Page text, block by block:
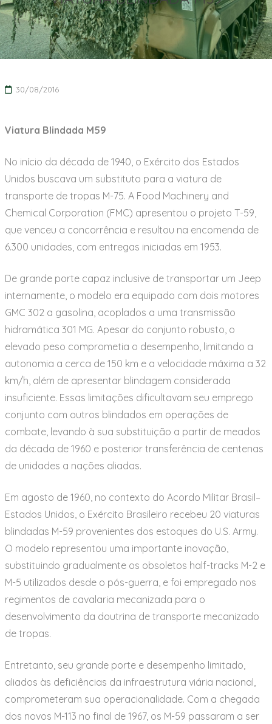
30/08/2016
Viatura Blindada M59
No início da década de 1940, o Exército dos Estados
Unidos buscava um substituto para a viatura de
transporte de tropas M-75. A Food Machinery and
Chemical Corporation (FMC) apresentou o projeto T-59,
que venceu a concorrência e resultou na encomenda de
6.300 unidades, com entregas iniciadas em 1953.
De grande porte capaz inclusive de transportar um Jeep
internamente, o modelo era equipado com dois motores
GMC 302 a gasolina, acoplados a uma transmissão
hidramática 301 MG. Apesar do conjunto robusto, o
elevado peso comprometia o desempenho, limitando a
autonomia a cerca de 150 km e a velocidade máxima a 32
km/h, além de apresentar blindagem considerada
insuficiente. Essas limitações dificultavam seu emprego
conjunto com outros blindados em operações de
combate, levando à sua substituição a partir de meados
da década de 1960 e posterior transferência de centenas
de unidades a nações aliadas.
Em agosto de 1960, no contexto do Acordo Militar Brasil–
Estados Unidos, o Exército Brasileiro recebeu 20 viaturas
blindadas M-59 provenientes dos estoques do U.S. Army.
O modelo representou uma importante inovação,
substituindo gradualmente os obsoletos half-tracks M-2 e
M-5 utilizados desde o pós-guerra, e foi empregado nos
regimentos de cavalaria mecanizada para o
desenvolvimento da doutrina de transporte mecanizado
de tropas.
Entretanto, seu grande porte e desempenho limitado,
aliados às deficiências da infraestrutura viária nacional,
comprometeram sua operacionalidade. Com a chegada
dos novos M-113 no final de 1967, os M-59 passaram a ser